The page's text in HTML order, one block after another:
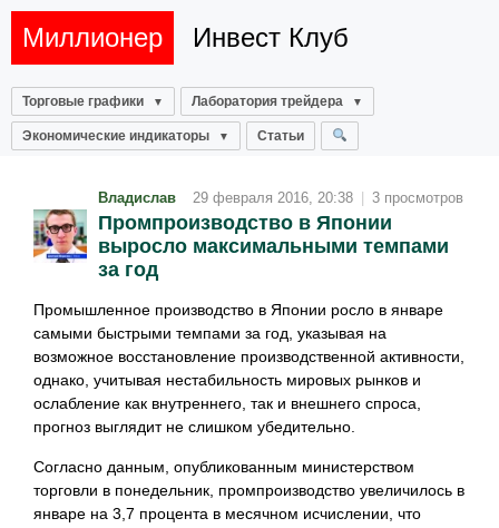
Миллионер Инвест Клуб
Торговые графики Лаборатория трейдера
Экономические индикаторы Статьи
Владислав 29 февраля 2016, 20:38 3 просмотров
Промпроизводство в Японии
выросло максимальными темпами
за год
Промышленное производство в Японии росло в январе
самыми быстрыми темпами за год, указывая на
возможное восстановление производственной активности,
однако, учитывая нестабильность мировых рынков и
ослабление как внутреннего, так и внешнего спроса,
прогноз выглядит не слишком убедительно.
Согласно данным, опубликованным министерством
торговли в понедельник, промпроизводство увеличилось в
январе на 3,7 процента в месячном исчислении, что